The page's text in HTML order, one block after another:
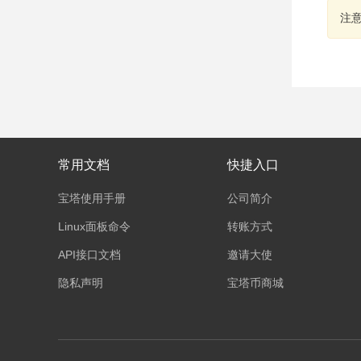
注
常用文档
宝塔使用手册
Linux面板命令
API接口文档
隐私声明
快捷入口
公司简介
转账方式
邀请大使
宝塔币商城